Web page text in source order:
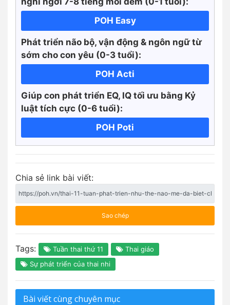
POH Easy
Phát triển não bộ, vận động & ngôn ngữ từ
sớm cho con yêu (0-3 tuổi):
POH Acti
Giúp con phát triển EQ, IQ tối ưu bằng Kỷ
luật tích cực (0-6 tuổi):
POH Poti
Chia sẻ link bài viết:
Sao chép
Tags: Tuần thai thứ 11
Thai giáo
Sự phát triển của thai nhi
Bài viết cùng chuyên mục